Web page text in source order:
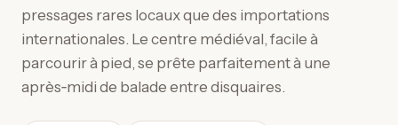
pressages rares locaux que des importations
internationales. Le centre médiéval, facile à
parcourir à pied, se prête parfaitement à une
après‑midi de balade entre disquaires.